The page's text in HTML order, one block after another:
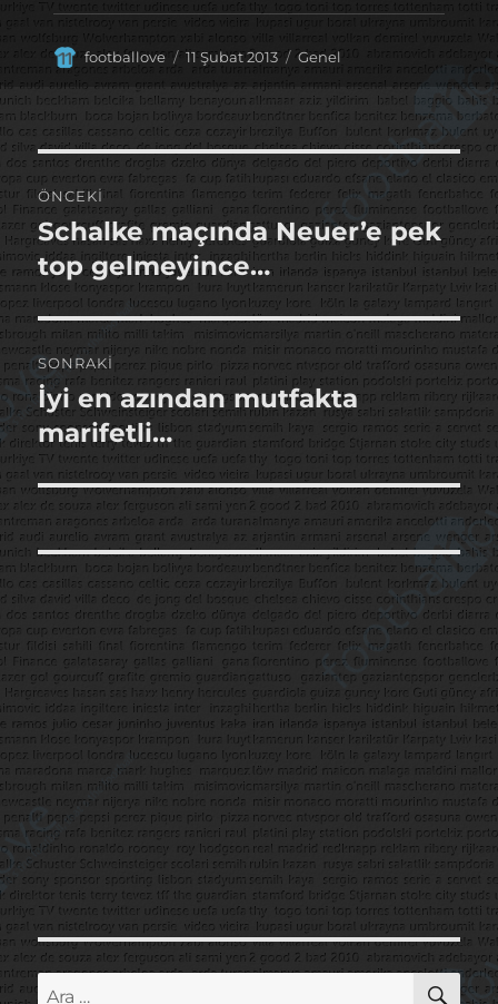
Yazar
footballove
Yayın
11 Şubat 2013 Kategoriler
Genel
Yazı
gezinmesi
ÖNCEKI
Önceki
yazı:
Schalke maçında Neuer’e pek
top gelmeyince…
SONRAKI
Sonraki
yazı:
İyi en azından mutfakta
marifetli…
Ara: